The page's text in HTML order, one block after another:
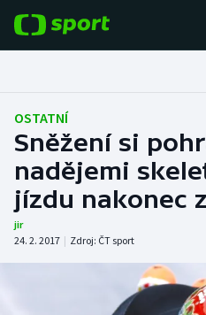
Fotbal
Hokej
Tenis
Atletika
OSTATNÍ
Sněžení si
nadějemi
jízdu nakonec
jir
24. 2. 2017 | Zdroj: ČT sport